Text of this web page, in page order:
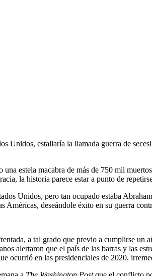
Unidos, estallaría la llamada guerra de
estela macabra de más de 750 mil
la historia parece estar a punto de
Unidos, pero tan ocupado estaba
Américas, deseándole éxito en su guerra
a tal grado que previo a cumplirse un
alertaron que el país de las barras y las
ocurrió en las presidenciales de 2020,